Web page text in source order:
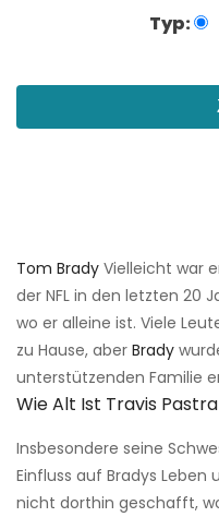
Typ:
Tom Brady Vielleicht war
der NFL in den letzten 20
wo er alleine ist. Viele
zu Hause, aber Brady
unterstützenden Familie
Wie Alt Ist Travis
Insbesondere seine
Einfluss auf Bradys
nicht dorthin geschafft,